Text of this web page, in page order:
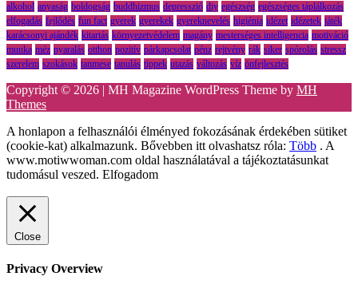
alkohol anyaság boldogság buddhizmus depresszió diy egészség egészséges táplálkozás
elfogadás fejlődés fun fact gyerek gyerekek gyereknevelés higiénia idézet idézetek játék
karácsonyi ajándék kitartás környezetvédelem magány mesterséges intelligencia motiváció
munka méz nyaralás otthon pozitív párkapcsolat pénz rejtvény rák siker spórolás stressz
szerelem szokások tanmese tanulás tippek utazás változás víz önfejlesztés
Copyright © 2026 | MH Magazine WordPress Theme by MH
Themes
A honlapon a felhasználói élményed fokozásának érdekében sütiket
(cookie-kat) alkalmazunk. Bővebben itt olvashatsz róla: Több . A
www.motiwwoman.com oldal használatával a tájékoztatásunkat
tudomásul veszed. Elfogadom
Close
Privacy Overview